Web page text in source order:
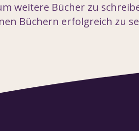
weitere Bücher zu
Büchern erfolgreich zu